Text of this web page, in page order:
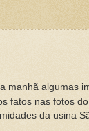
manhã algumas
fatos nas fotos do
da usina